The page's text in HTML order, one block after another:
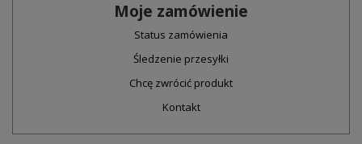
Moje zamówienie
Status zamówienia
Śledzenie przesyłki
Chcę zwrócić produkt
Kontakt